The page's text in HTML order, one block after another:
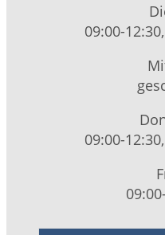
09:00-
09:00-